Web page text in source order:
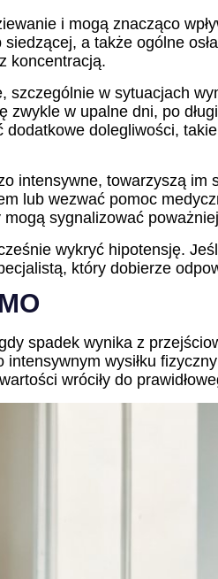
i mogą znacząco
a także ogólne
koncentracją.
w sytuacjach
w upalne dni, po
dolegliwości,
towarzyszą im
lub wezwać pomoc
sygnalizować
wykryć hipotensję.
który dobierze
spadek wynika z
wysiłku
wróciły do